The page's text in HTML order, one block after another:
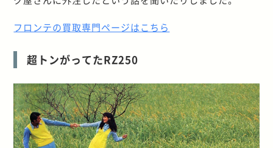
フロンテの買取専門ページはこちら
超トンがってたRZ250